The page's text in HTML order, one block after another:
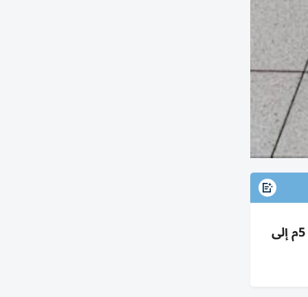
أدنوك تتحول لمنافس عالمي: توسع بتروكيماويات واستحواذات، مسارات تصدير بديلة لهرمز، ورفع الإنتاج من 5م إلى